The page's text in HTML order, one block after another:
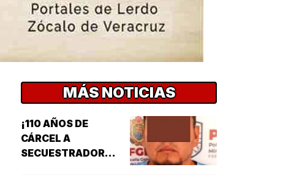
MÁS NOTICIAS
¡110 AÑOS DE
CÁRCEL A
SECUESTRADOR